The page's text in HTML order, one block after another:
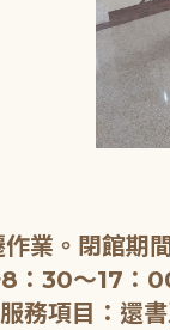
業。閉館期
8：30～17：
務項目：還